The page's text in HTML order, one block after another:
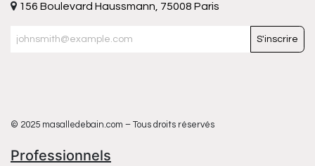
156 Boulevard Haussmann, 75008 Paris
S'inscrire
© 2025 masalledebain.com – Tous droits réservés
Professionnels